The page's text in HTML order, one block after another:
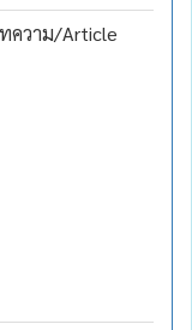
ความ/Article